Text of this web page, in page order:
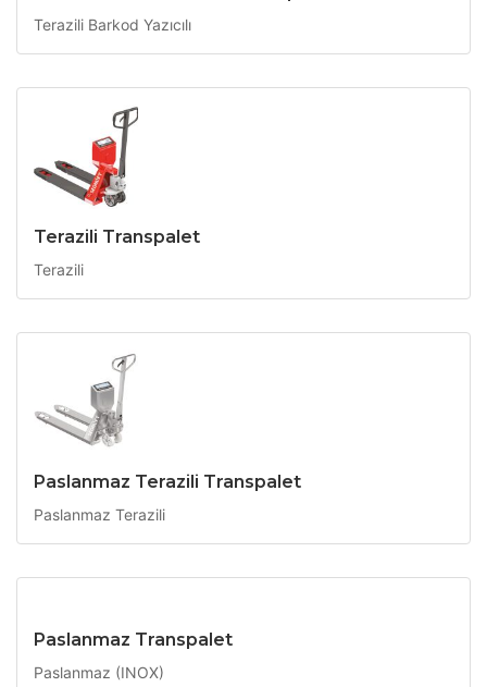
Terazili Barkod Yazıcılı
Terazili Transpalet
Terazili
Paslanmaz Terazili Transpalet
Paslanmaz Terazili
Paslanmaz Transpalet
Paslanmaz (INOX)